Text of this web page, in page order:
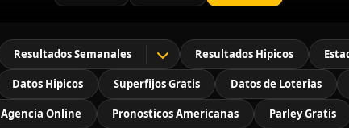
Resultados Semanales Resultados Hipicos
Datos Hipicos Superfijos Gratis Datos de Loterias
Agencia Online Pronosticos Americanas Parley Gratis